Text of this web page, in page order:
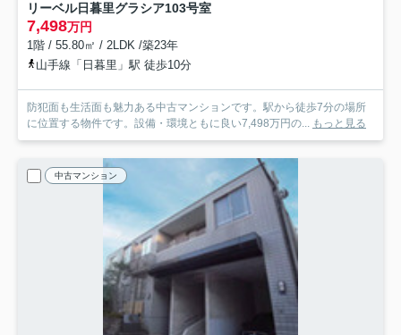
リーベル日暮里グラシア103号室
7,498万円
1階 / 55.80㎡ / 2LDK /築23年
山手線「日暮里」駅 徒歩10分
防犯面も生活面も魅力ある中古マンションです。駅から徒歩7分の場所
に位置する物件です。設備・環境ともに良い7,498万円の... もっと見る
中古マンション